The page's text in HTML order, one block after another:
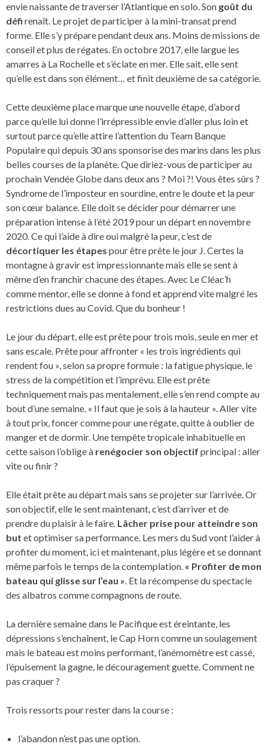
envie naissante de traverser l’Atlantique en solo. Son goût du
défi renaît. Le projet de participer à la mini-transat prend
forme. Elle s’y prépare pendant deux ans. Moins de missions de
conseil et plus de régates. En octobre 2017, elle largue les
amarres à La Rochelle et s’éclate en mer. Elle sait, elle sent
qu’elle est dans son élément… et finit deuxième de sa catégorie.
Cette deuxième place marque une nouvelle étape, d’abord
parce qu’elle lui donne l’irrépressible envie d’aller plus loin et
surtout parce qu’elle attire l’attention du Team Banque
Populaire qui depuis 30 ans sponsorise des marins dans les plus
belles courses de la planète. Que diriez-vous de participer au
prochain Vendée Globe dans deux ans ? Moi ?! Vous êtes sûrs ?
Syndrome de l’imposteur en sourdine, entre le doute et la peur
son cœur balance. Elle doit se décider pour démarrer une
préparation intense à l’été 2019 pour un départ en novembre
2020. Ce qui l’aide à dire oui malgré la peur, c’est de
décortiquer les étapes pour être prête le jour J. Certes la
montagne à gravir est impressionnante mais elle se sent à
même d’en franchir chacune des étapes. Avec Le Cléac’h
comme mentor, elle se donne à fond et apprend vite malgré les
restrictions dues au Covid. Que du bonheur !
Le jour du départ, elle est prête pour trois mois, seule en mer et
sans escale. Prête pour affronter « les trois ingrédients qui
rendent fou », selon sa propre formule : la fatigue physique, le
stress de la compétition et l’imprévu. Elle est prête
techniquement mais pas mentalement, elle s’en rend compte au
bout d’une semaine. « Il faut que je sois à la hauteur ». Aller vite
à tout prix, foncer comme pour une régate, quitte à oublier de
manger et de dormir. Une tempête tropicale inhabituelle en
cette saison l’oblige à renégocier son objectif principal : aller
vite ou finir ?
Elle était prête au départ mais sans se projeter sur l’arrivée. Or
son objectif, elle le sent maintenant, c’est d’arriver et de
prendre du plaisir à le faire. Lâcher prise pour atteindre son
but et optimiser sa performance. Les mers du Sud vont l’aider à
profiter du moment, ici et maintenant, plus légère et se donnant
même parfois le temps de la contemplation. « Profiter de mon
bateau qui glisse sur l’eau ». Et la récompense du spectacle
des albatros comme compagnons de route.
La dernière semaine dans le Pacifique est éreintante, les
dépressions s’enchaînent, le Cap Horn comme un soulagement
mais le bateau est moins performant, l’anémomètre est cassé,
l’épuisement la gagne, le découragement guette. Comment ne
pas craquer ?
Trois ressorts pour rester dans la course :
l’abandon n’est pas une option.